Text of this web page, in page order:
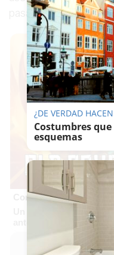
pasar por cadáveres.
Corepunk MMORPG
Un verdadero
¿DE VERDAD
Costumbres
esquemas